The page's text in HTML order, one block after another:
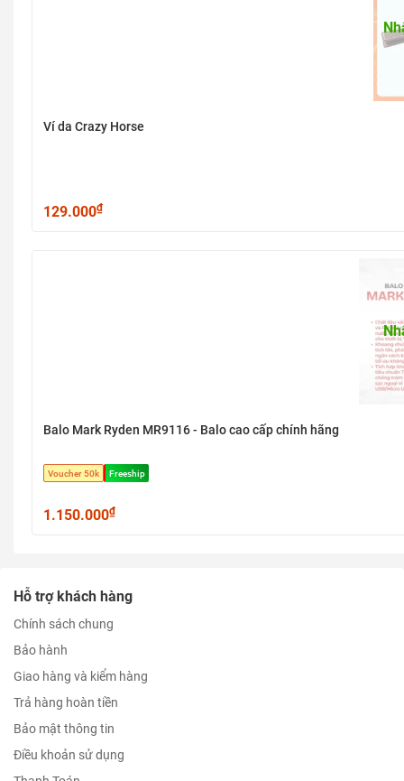
Ví da Crazy Horse
129.000₫
Balo Mark Ryden MR9116 - Balo cao cấp chính hãng
Voucher 50k Freeship
1.150.000₫
Hỗ trợ khách hàng
Chính sách chung
Bảo hành
Giao hàng và kiểm hàng
Trả hàng hoàn tiền
Bảo mật thông tin
Điều khoản sử dụng